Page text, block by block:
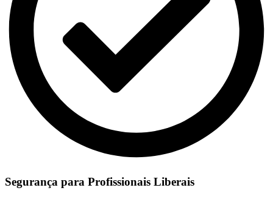
Segurança para Profissionais Liberais